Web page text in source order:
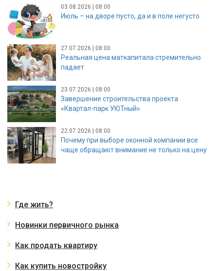
03.08.2026 | 08:00
Июль – на дворе пусто, да и в поле негусто
27.07.2026 | 08:00
Реальная цена маткапитала стремительно
падает
23.07.2026 | 08:00
Завершение строительства проекта
«Квартал-парк УЮТный»
22.07.2026 | 08:00
Почему при выборе оконной компании все
чаще обращают внимание не только на цену
Где жить?
Новинки первичного рынка
Как продать квартиру
Как купить новостройку